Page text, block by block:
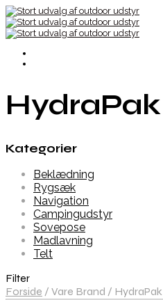
HydraPak
Kategorier
Beklædning
Rygsæk
Navigation
Campingudstyr
Sovepose
Madlavning
Telt
Filter
Forside / Vare Brand / HydraPak